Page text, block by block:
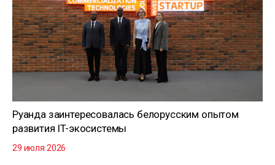
Руанда заинтересовалась белорусским опытом
развития IT-экосистемы
29 июля 2026